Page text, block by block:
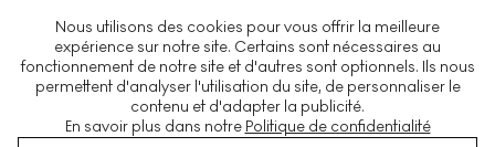
Nous utilisons des cookies pour vous offrir la meilleure
expérience sur notre site. Certains sont nécessaires au
fonctionnement de notre site et d'autres sont optionnels. Ils nous
permettent d'analyser l'utilisation du site, de personnaliser le
contenu et d'adapter la publicité.
En savoir plus dans notre Politique de confidentialité
La plus grande plateforme mondiale d'estampes et éditions
modernes et contemporaines